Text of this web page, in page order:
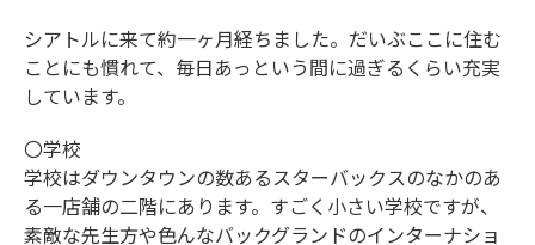
シアトルに来て約一ヶ月経ちました。だいぶここに住む
ことにも慣れて、毎日あっという間に過ぎるくらい充実
しています。
〇学校
学校はダウンタウンの数あるスターバックスのなかのあ
る一店舗の二階にあります。すごく小さい学校ですが、
素敵な先生方や色んなバックグランドのインターナショ